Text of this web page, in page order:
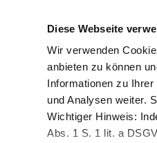
Diese Webseite
Wir verwenden
anbieten zu können
Informationen zu
und Analysen weiter.
Wichtiger Hinweis:
Abs. 1 S. 1 lit. a